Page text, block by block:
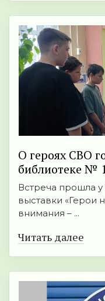
О героях СВО
библиотеке №
Встреча прошла
выставки «Герои
внимания – ...
Читать далее